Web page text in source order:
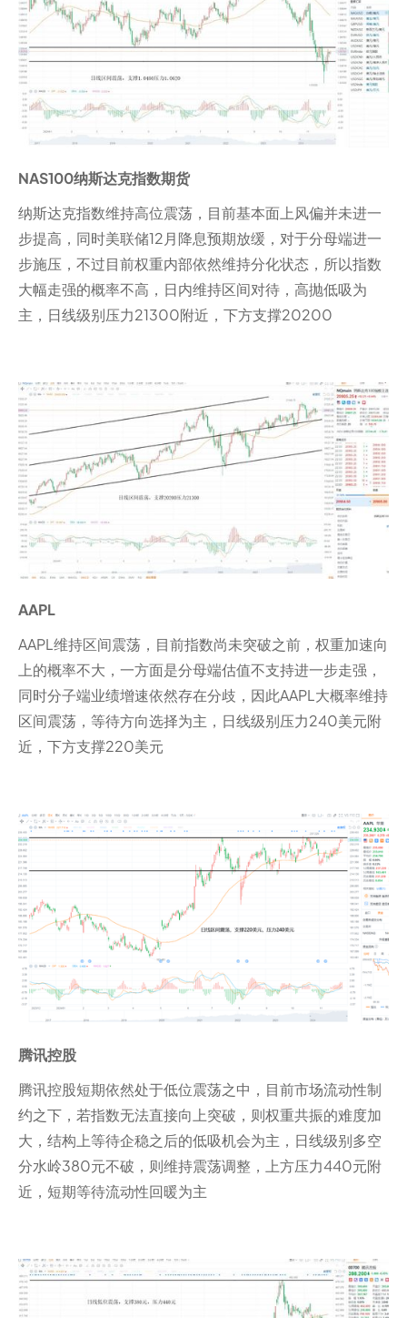
NAS100纳斯达克指数期货
纳斯达克指数维持高位震荡，目前基本面上风偏并未进一
步提高，同时美联储12月降息预期放缓，对于分母端进一
步施压，不过目前权重内部依然维持分化状态，所以指数
大幅走强的概率不高，日内维持区间对待，高抛低吸为
主，日线级别压力21300附近，下方支撑20200
AAPL
AAPL维持区间震荡，目前指数尚未突破之前，权重加速向
上的概率不大，一方面是分母端估值不支持进一步走强，
同时分子端业绩增速依然存在分歧，因此AAPL大概率维持
区间震荡，等待方向选择为主，日线级别压力240美元附
近，下方支撑220美元
腾讯控股
腾讯控股短期依然处于低位震荡之中，目前市场流动性制
约之下，若指数无法直接向上突破，则权重共振的难度加
大，结构上等待企稳之后的低吸机会为主，日线级别多空
分水岭380元不破，则维持震荡调整，上方压力440元附
近，短期等待流动性回暖为主